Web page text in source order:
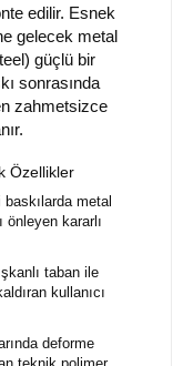
edilir. Esnek
gelecek metal
güçlü bir
sonrasında
zahmetsizce
Özellikler
metal
önleyen kararlı
taban ile
kullanıcı
deforme